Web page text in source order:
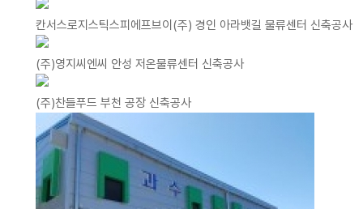
칸서스로지스틱스피에프브이(주) 경인 아라뱃길 물류센터 신축공사
(주)영지씨엔씨 안성 저온물류센터 신축공사
(주)찬들푸드 부천 공장 신축공사